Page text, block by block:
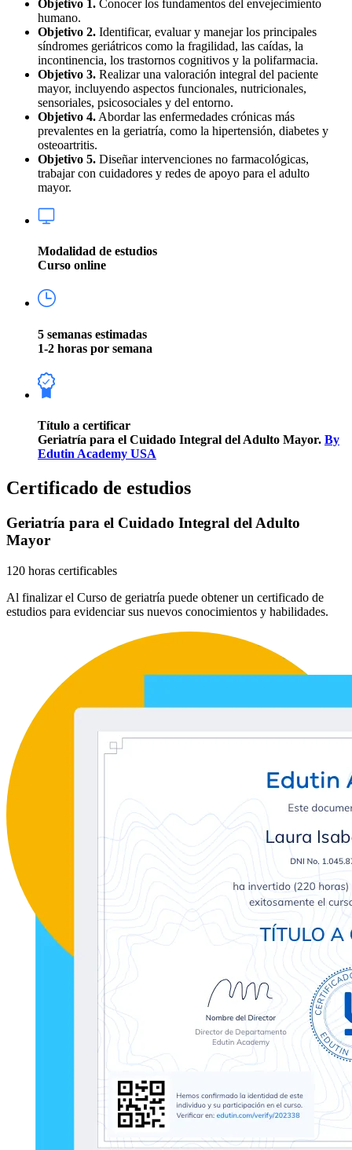
Objetivo 1. Conocer los fundamentos del envejecimiento
humano.
Objetivo 2. Identificar, evaluar y manejar los principales
síndromes geriátricos como la fragilidad, las caídas, la
incontinencia, los trastornos cognitivos y la polifarmacia.
Objetivo 3. Realizar una valoración integral del paciente
mayor, incluyendo aspectos funcionales, nutricionales,
sensoriales, psicosociales y del entorno.
Objetivo 4. Abordar las enfermedades crónicas más
prevalentes en la geriatría, como la hipertensión, diabetes y
osteoartritis.
Objetivo 5. Diseñar intervenciones no farmacológicas,
trabajar con cuidadores y redes de apoyo para el adulto
mayor.
Modalidad de estudios
Curso online
5 semanas estimadas
1-2 horas por semana
Título a certificar
Geriatría para el Cuidado Integral del Adulto Mayor. By
Edutin Academy USA
Certificado de estudios
Geriatría para el Cuidado Integral del Adulto
Mayor
120 horas certificables
Al finalizar el Curso de geriatría puede obtener un certificado de
estudios para evidenciar sus nuevos conocimientos y habilidades.